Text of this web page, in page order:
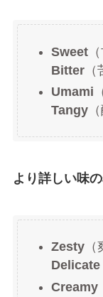
Sweet（
Bitter（
Umami
Tangy（
より詳しい味
Zesty（
Delicate
Creamy